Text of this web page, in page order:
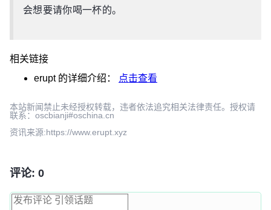
会想要请你喝一杯的。
相关链接
erupt的详细介绍： 点击查看
本站新闻禁止未经授权转载，违者依法追究相关法律责任。授权请
联系：oscbianji#oschina.cn
资讯来源:https://www.erupt.xyz
评论: 0